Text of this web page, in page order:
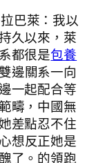
巴萊：我以
久以來，萊
都很是包養
邊關系一向
一起配合等
疇，中國無
差點忍不住
想反正她是
了。的領跑